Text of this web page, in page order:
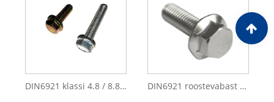
DIN6921 klassi 4.8 / 8.8 sinised tsingitud äärikupoldid DIN6921 roostevabast terasest A2-70 kuuskantpeaga äärikupoldid hammastega